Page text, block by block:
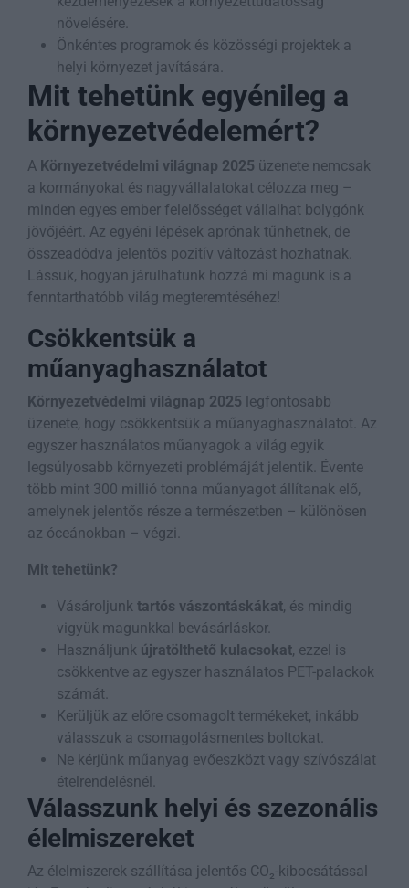
növelésére.
Önkéntes programok és közösségi projektek a
helyi környezet javítására.
Mit tehetünk egyénileg a
környezetvédelemért?
A Környezetvédelmi világnap 2025 üzenete nemcsak
a kormányokat és nagyvállalatokat célozza meg –
minden egyes ember felelősséget vállalhat bolygónk
jövőjéért. Az egyéni lépések aprónak tűnhetnek, de
összeadódva jelentős pozitív változást hozhatnak.
Lássuk, hogyan járulhatunk hozzá mi magunk is a
fenntarthatóbb világ megteremtéséhez!
Csökkentsük a
műanyaghasználatot
Környezetvédelmi világnap 2025 legfontosabb
üzenete, hogy csökkentsük a műanyaghasználatot. Az
egyszer használatos műanyagok a világ egyik
legsúlyosabb környezeti problémáját jelentik. Évente
több mint 300 millió tonna műanyagot állítanak elő,
amelynek jelentős része a természetben – különösen
az óceánokban – végzi.
Mit tehetünk?
Vásároljunk tartós vászontáskákat, és mindig
vigyük magunkkal bevásárláskor.
Használjunk újratölthető kulacsokat, ezzel is
csökkentve az egyszer használatos PET-palackok
számát.
Kerüljük az előre csomagolt termékeket, inkább
válasszuk a csomagolásmentes boltokat.
Ne kérjünk műanyag evőeszközt vagy szívószálat
ételrendelésnél.
Válasszunk helyi és szezonális
élelmiszereket
Az élelmiszerek szállítása jelentős CO₂-kibocsátással